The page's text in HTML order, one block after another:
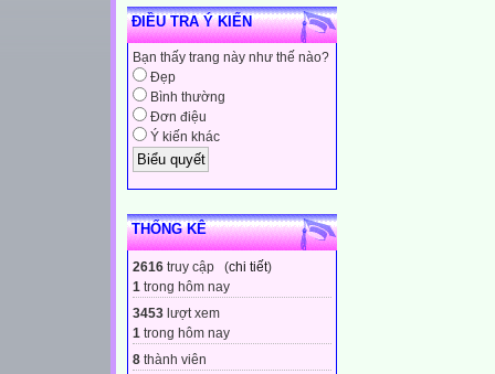
ĐIỀU TRA Ý KIẾN
Bạn thấy trang này như thế nào?
Đẹp
Bình thường
Đơn điệu
Ý kiến khác
THỐNG KÊ
2616 truy cập (chi tiết)
1 trong hôm nay
3453 lượt xem
1 trong hôm nay
8 thành viên